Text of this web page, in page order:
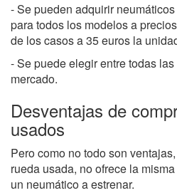
- Se pueden adquirir
para todos los modelos a
de los casos a 35 euros la
- Se puede elegir entre todas
mercado.
Desventajas de
usados
Pero como no todo son
rueda usada, no ofrece la
un neumático a estrenar.